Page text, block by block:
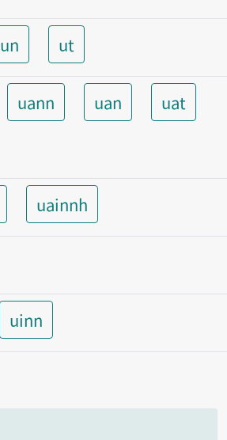
un ut
uann uan
uat
uainnh
uinn